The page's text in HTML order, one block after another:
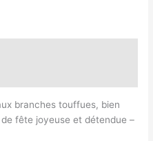
branches touffues, bien
fête joyeuse et détendue –